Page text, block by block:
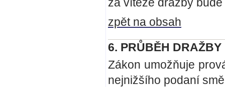
zpět na obsah
6. PRŮBĚH DRAŽBY
Zákon umožňuje
nejnižšího podaní